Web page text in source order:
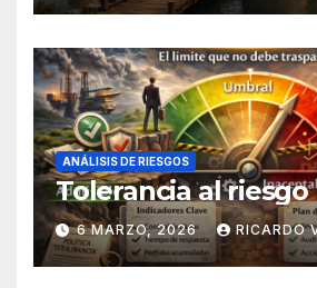
ANÁLISIS DE RIESGOS
Tolerancia al riesgo
6 MARZO, 2026 RICARDO